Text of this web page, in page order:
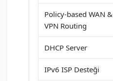
Policy-based WAN &
VPN Routing
DHCP Server
IPv6 ISP Desteği